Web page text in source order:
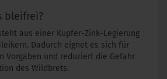
bleifrei?
aus einer Kupfer-Zink-Legierung
Dadurch eignet es sich für
Vorgaben und reduziert die Gefahr
des Wildbrets.